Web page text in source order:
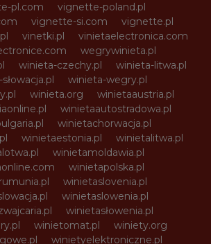
pl.com
vignette-poland.pl
vignette-si.com
vignette.pl
vinetki.pl
vinietaelectronica.com
wegrywinieta.pl
winieta-czechy.pl
winieta-litwa.pl
winieta-wegry.pl
winieta.org
winietaaustria.pl
winietaautostradowa.pl
winietachorwacja.pl
winietaestonia.pl
winietalitwa.pl
winietamoldawia.pl
winietapolska.pl
winietaslovenia.pl
winietaslowenia.pl
winietasłowenia.pl
winietomat.pl
winiety.org
winietyelektroniczne.pl